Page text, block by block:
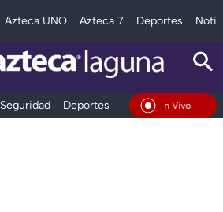
Azteca UNO Azteca 7 Deportes
Seguridad Deportes Entretenimiento
En Vivo